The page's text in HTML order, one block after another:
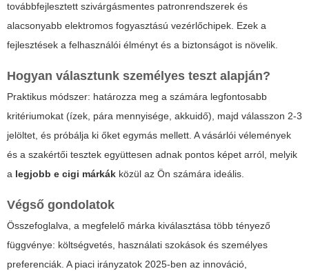
továbbfejlesztett szivárgásmentes patronrendszerek és
alacsonyabb elektromos fogyasztású vezérlőchipek. Ezek a
fejlesztések a felhasználói élményt és a biztonságot is növelik.
Hogyan választunk személyes teszt alapján?
Praktikus módszer: határozza meg a számára legfontosabb
kritériumokat (ízek, pára mennyisége, akkuidő), majd válasszon 2-3
jelöltet, és próbálja ki őket egymás mellett. A vásárlói vélemények
és a szakértői tesztek együttesen adnak pontos képet arról, melyik
a legjobb e cigi márkák közül az Ön számára ideális.
Végső gondolatok
Összefoglalva, a megfelelő márka kiválasztása több tényező
függvénye: költségvetés, használati szokások és személyes
preferenciák. A piaci irányzatok 2025-ben az innováció,